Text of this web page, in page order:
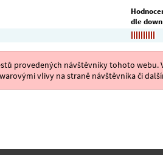
dle down
provedených návštěvníky tohoto
vlivy na straně návštěvníka či